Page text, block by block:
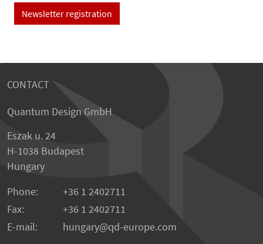
Newsletter registration
CONTACT
Quantum Design GmbH
Eszak u. 24
H-1038 Budapest
Hungary
Phone:
+36 1 2402711
Fax:
+36 1 2402711
E-mail:
hungary@qd-europe.com